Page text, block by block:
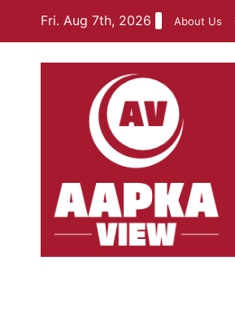
content
Fri. Aug 7th, 2026 About Us